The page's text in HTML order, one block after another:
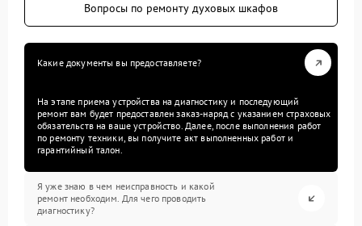
Вопросы по ремонту духовых шкафов
Какие документы вы предоставляете?
На этапе приема устройства на диагностику и последующий
ремонт вам будет предоставлен заказ-наряд с указанием страховых
обязательств на ваше устройство. Далее, после выполнения работ
по ремонту техники, вы получите акт выполненных работ и
гарантийный талон.
Я уже знаю в чем неисправность и какой
ремонт необходим. Для чего проводить
диагностику?